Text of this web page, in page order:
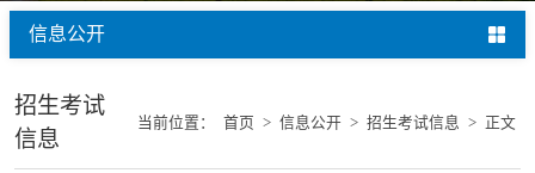
信息公开
招生考试
信息
当前位置： 首页 > 信息公开 > 招生考试信息 > 正文